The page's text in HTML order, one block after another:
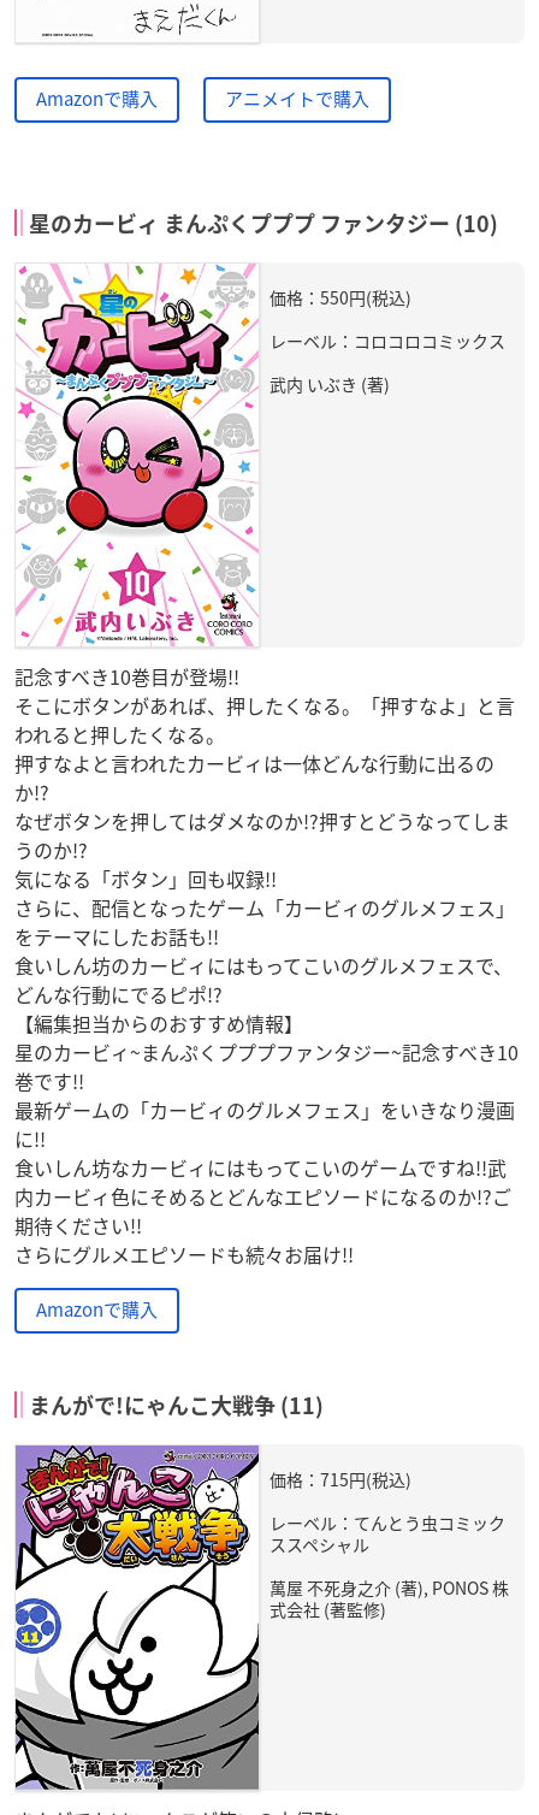
Amazonで購入 アニメイトで購入
星のカービィ まんぷくプププ ファンタジー (10)
価格：550円(税込)
レーベル：コロコロコミックス
武内 いぶき (著)
記念すべき10巻目が登場!!
そこにボタンがあれば、押したくなる。「押すなよ」と言
われると押したくなる。
押すなよと言われたカービィは一体どんな行動に出るの
か!?
なぜボタンを押してはダメなのか!?押すとどうなってしま
うのか!?
気になる「ボタン」回も収録!!
さらに、配信となったゲーム「カービィのグルメフェス」
をテーマにしたお話も!!
食いしん坊のカービィにはもってこいのグルメフェスで、
どんな行動にでるピポ!?
【編集担当からのおすすめ情報】
星のカービィ~まんぷくプププファンタジー~記念すべき10
巻です!!
最新ゲームの「カービィのグルメフェス」をいきなり漫画
に!!
食いしん坊なカービィにはもってこいのゲームですね!!武
内カービィ色にそめるとどんなエピソードになるのか!?ご
期待ください!!
さらにグルメエピソードも続々お届け!!
Amazonで購入
まんがで!にゃんこ大戦争 (11)
価格：715円(税込)
レーベル：てんとう虫コミック
ススペシャル
萬屋 不死身之介 (著), PONOS 株
式会社 (著監修)